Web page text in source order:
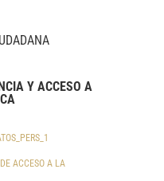
Y ACCESO A
ACCESO A LA